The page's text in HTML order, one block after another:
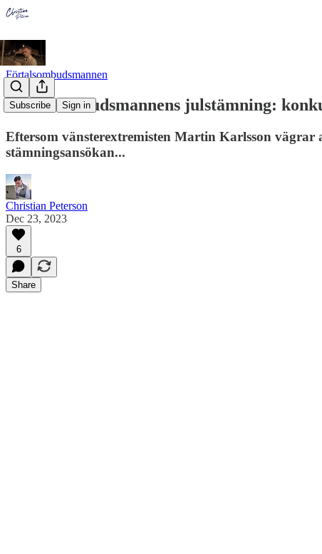
Subscribe Sign in
Förtalsombudsmannen
Förtalsombudsmannens julstämning:
Eftersom vänsterextremisten Martin Karlsson
stämningsansökan...
Christian Peterson
Dec 23, 2023
6
Share